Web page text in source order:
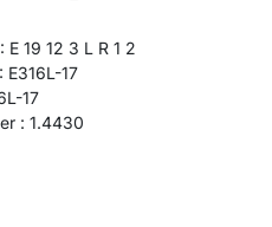
E 19 12 3 L R 1 2
E316L-17
17
: 1.4430